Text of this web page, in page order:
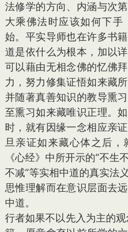
法修学的方向、内涵与次
大乘佛法时应该如何下手
始。平实导师也在许多书
道是依什么为根本，加以
可以藉由无相念佛的忆佛
力，努力修集证悟如来藏
并随著真善知识的教导熏
至熏习如来藏唯识正理。
时，就有因缘一念相应亲
旦亲证如来藏心体之后，
《心经》中所开示的“不生
不减”等实相中道的真实法
思惟理解而在意识层面去
中道。
行者如果不以先入为主的